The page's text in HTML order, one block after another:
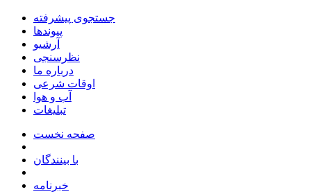
جستجوی پیشرفته
پیوندها
آرشیو
نظرسنجی
درباره ما
اوقات شرعی
آب و هوا
تبلیغات
صفحه نخست
با بینندگان
خبرنامه